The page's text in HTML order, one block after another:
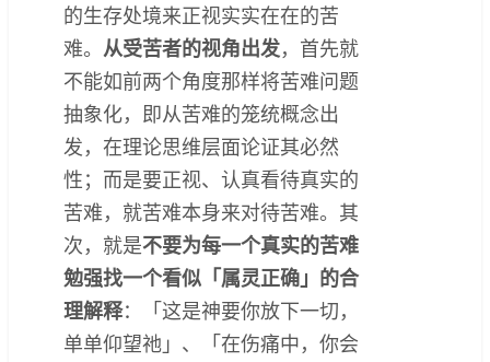
的生存处境来正视实实在在的苦
难。 从受苦者的视角出发，首先就
不能如前两个角度那样将苦难问题
抽象化，即从苦难的笼统概念出
发，在理论思维层面论证其必然
性；而是要正视、认真看待真实的
苦难，就苦难本身来对待苦难。其
次，就是不要为每一个真实的苦难
勉强找一个看似「属灵正确」的合
理解释：「这是神要你放下一切，
单单仰望祂」、「在伤痛中，你会